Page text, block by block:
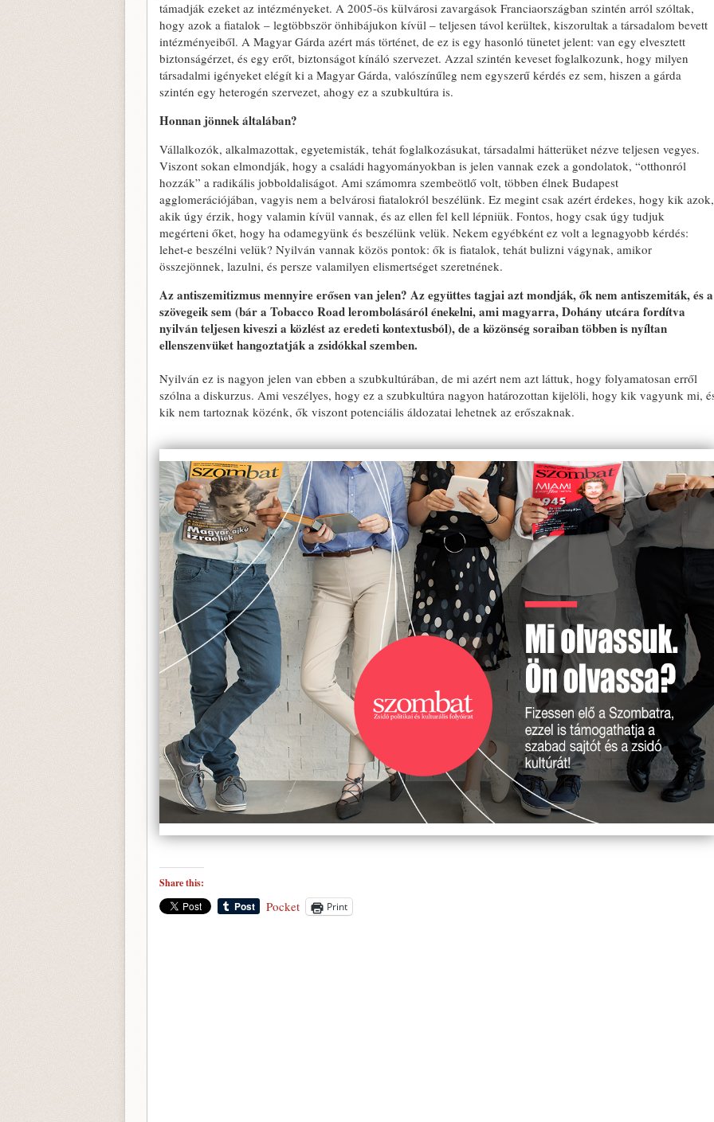
támadják ezeket az intézményeket. A 2005-ös külvárosi zavargások Franciaországban szintén arról szóltak,
hogy azok a fiatalok – legtöbbször önhibájukon kívül – teljesen távol kerültek, kiszorultak a társadalom bevett
intézményeiből. A Magyar Gárda azért más történet, de ez is egy hasonló tünetet jelent: van egy elvesztett
biztonságérzet, és egy erőt, biztonságot kínáló szervezet. Azzal szintén keveset foglalkozunk, hogy milyen
társadalmi igényeket elégít ki a Magyar Gárda, valószínűleg nem egyszerű kérdés ez sem, hiszen a gárda
szintén egy heterogén szervezet, ahogy ez a szubkultúra is.
Honnan jönnek általában?
Vállalkozók, alkalmazottak, egyetemisták, tehát foglalkozásukat, társadalmi hátterüket nézve teljesen vegyes.
Viszont sokan elmondják, hogy a családi hagyományokban is jelen vannak ezek a gondolatok, “otthonról
hozzák” a radikális jobboldaliságot. Ami számomra szembeötlő volt, többen élnek Budapest
agglomerációjában, vagyis nem a belvárosi fiatalokról beszélünk. Ez megint csak azért érdekes, hogy kik azok,
akik úgy érzik, hogy valamin kívül vannak, és az ellen fel kell lépniük. Fontos, hogy csak úgy tudjuk
megérteni őket, hogy ha odamegyünk és beszélünk velük. Nekem egyébként ez volt a legnagyobb kérdés:
lehet-e beszélni velük? Nyilván vannak közös pontok: ők is fiatalok, tehát bulizni vágynak, amikor
összejönnek, lazulni, és persze valamilyen elismertséget szeretnének.
Az antiszemitizmus mennyire erősen van jelen? Az együttes tagjai azt mondják, ők nem antiszemiták, és a
szövegeik sem (bár a Tobacco Road lerombolásáról énekelni, ami magyarra, Dohány utcára fordítva
nyilván teljesen kiveszi a közlést az eredeti kontextusból), de a közönség soraiban többen is nyíltan
ellenszenvüket hangoztatják a zsidókkal szemben.
Nyilván ez is nagyon jelen van ebben a szubkultúrában, de mi azért nem azt láttuk, hogy folyamatosan erről
szólna a diskurzus. Ami veszélyes, hogy ez a szubkultúra nagyon határozottan kijelöli, hogy kik vagyunk mi,
kik nem tartoznak közénk, ők viszont potenciális áldozatai lehetnek az erőszaknak.
Share this:
Pocket Print